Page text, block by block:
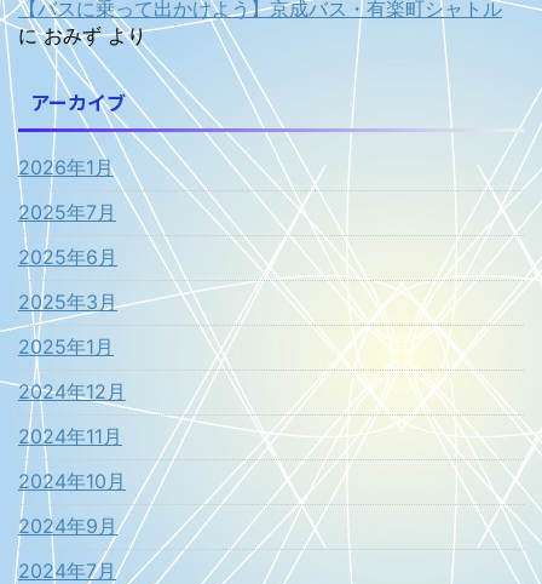
【バスに乗って出かけよう】京成バス・有楽町シャトル
におみずより
アーカイブ
2026年1月
2025年7月
2025年6月
2025年3月
2025年1月
2024年12月
2024年11月
2024年10月
2024年9月
2024年7月